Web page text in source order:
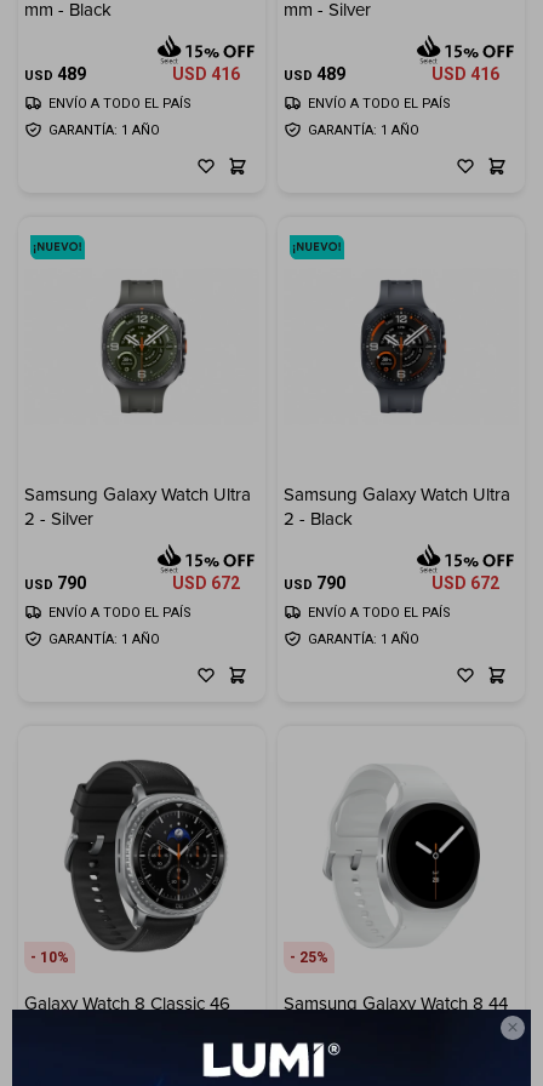

mm - Black
USD 489 USD 416
GARANTÍA: 1 AÑO
ENVÍO A TODO EL PAÍS
mm - Silver
USD 489 USD 416
GARANTÍA: 1 AÑO
ENVÍO A TODO EL PAÍS
Samsung Galaxy Watch Ultra
2 - Silver
USD 790 USD 672
GARANTÍA: 1 AÑO
ENVÍO A TODO EL PAÍS
Samsung Galaxy Watch Ultra
2 - Black
USD 790 USD 672
GARANTÍA: 1 AÑO
ENVÍO A TODO EL PAÍS
10
Galaxy Watch 8 Classic 46
25
Samsung Galaxy Watch 8 44
USD
Cuenta